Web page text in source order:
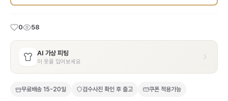
0 58
AI 가상 피팅
이 옷을 입어보세요
무료배송 15-20일 검수사진 확인 후 출고 쿠폰 적용가능